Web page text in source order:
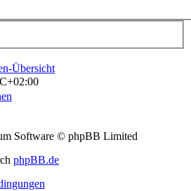
Übersicht
Software © phpBB Limited
phpBB.de